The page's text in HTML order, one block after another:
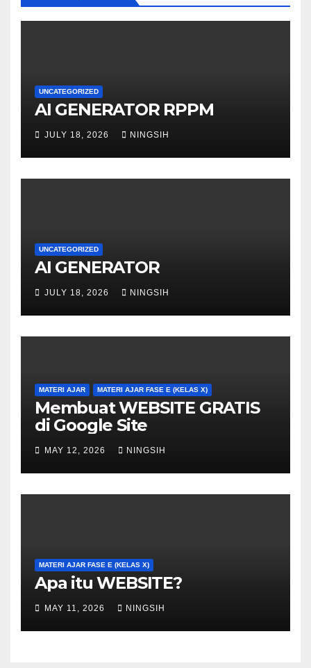
UNCATEGORIZED
AI GENERATOR RPPM
JULY 18, 2026 NINGSIH
UNCATEGORIZED
AI GENERATOR
JULY 18, 2026 NINGSIH
MATERI AJAR MATERI AJAR FASE E (KELAS X)
Membuat WEBSITE GRATIS
di Google Site
MAY 12, 2026 NINGSIH
MATERI AJAR FASE E (KELAS X)
Apa itu WEBSITE?
MAY 11, 2026 NINGSIH